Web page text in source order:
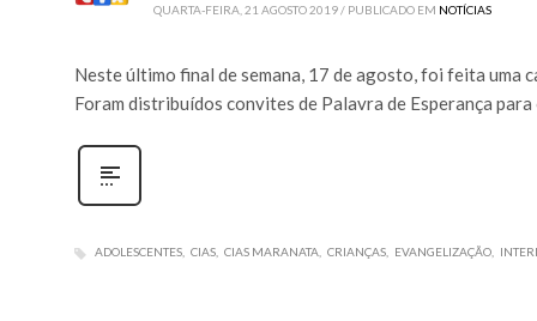
QUARTA-FEIRA, 21 AGOSTO 2019 / PUBLICADO EM NOTÍCIAS
Neste último final de semana, 17 de agosto, foi feita uma
Foram distribuídos convites de Palavra de Esperança
ADOLESCENTES CIAS CIAS MARANATA CRIANÇAS EVANGELIZAÇÃO